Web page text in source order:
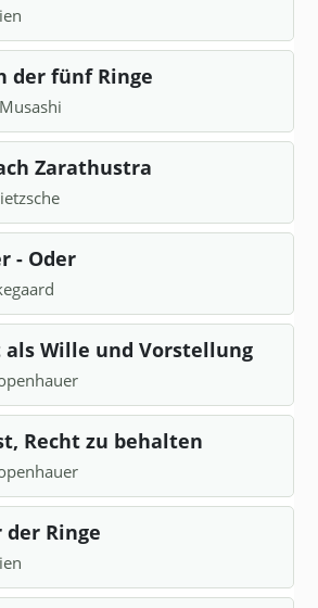
der fünf Ringe
Zarathustra
- Oder
als Wille und Vorstellung
Recht zu behalten
der Ringe